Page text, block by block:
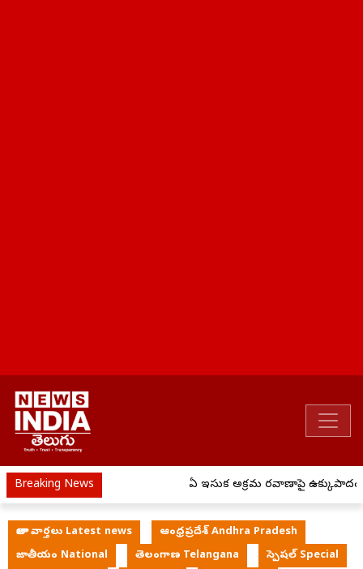
Breaking News ఏపీ ఇసుక అక్రమ రవాణాపై ఉక్కుపాదం..
తాజా వార్తలు Latest news
ఆంధ్రప్రదేశ్ Andhra Pradesh
జాతీయం National
తెలంగాణ Telangana
స్పెషల్ Special